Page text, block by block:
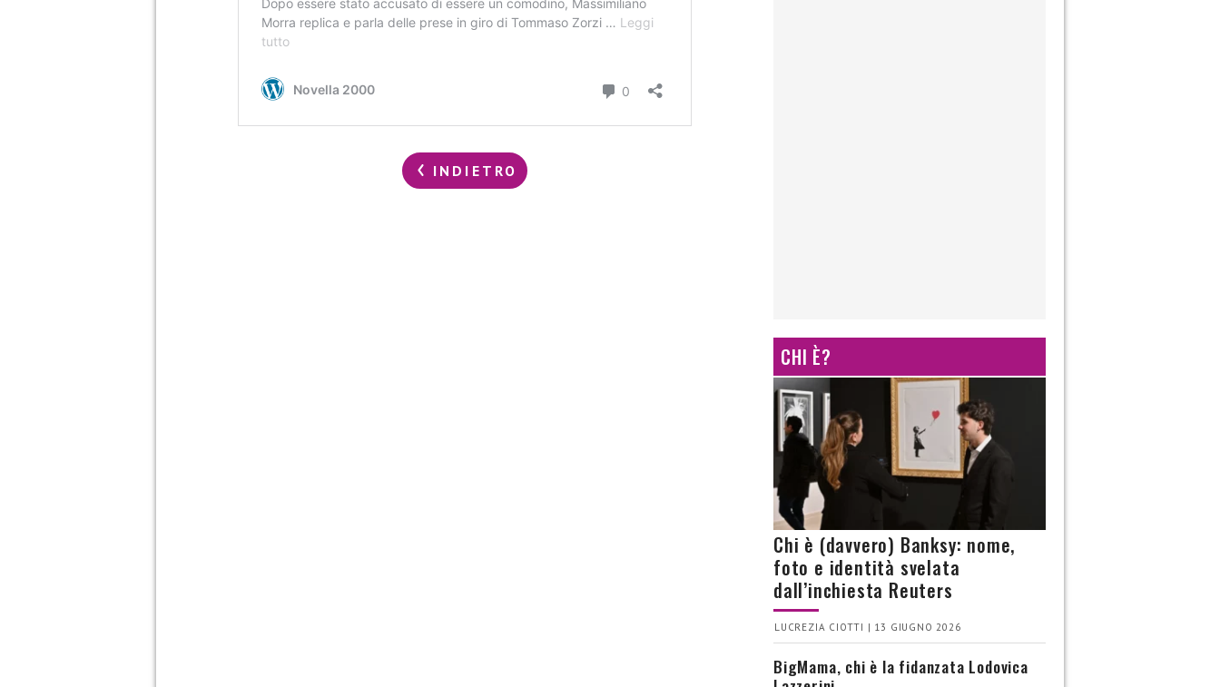
INDIETRO
CHI È?
Chi è (davvero) Banksy: nome,
foto e identità svelata
dall’inchiesta Reuters
LUCREZIA CIOTTI | 13 GIUGNO 2026
BigMama, chi è la fidanzata Lodovica